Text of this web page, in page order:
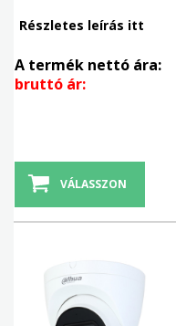
Részletes leírás itt
A termék nettó ára:
bruttó ár:
VÁLASSZON